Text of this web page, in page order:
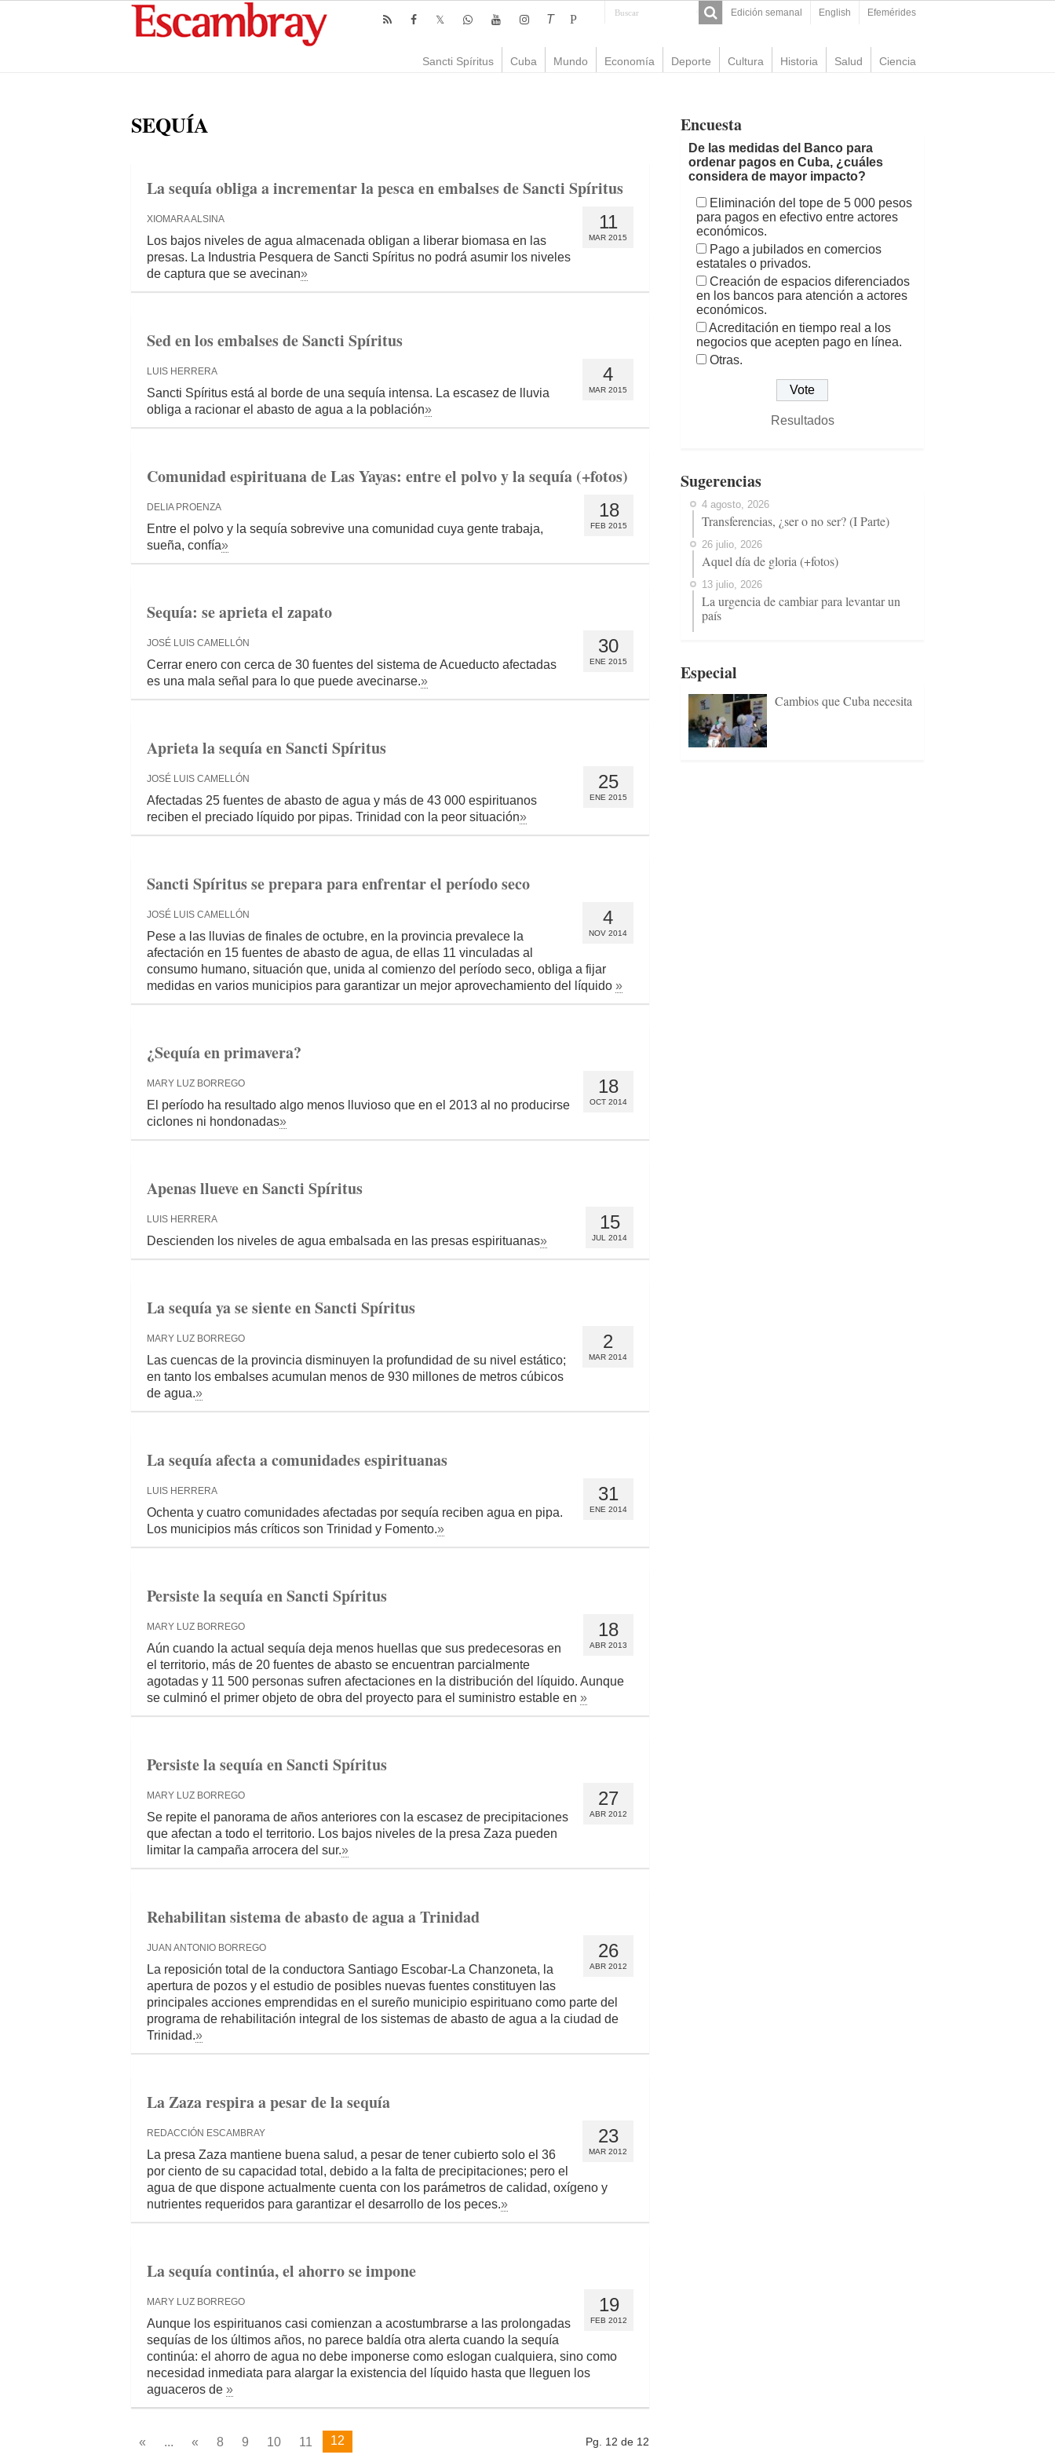
Edición semanal English Efemérides
T P
Sancti Spíritus Cuba Mundo Economía Deporte Cultura Historia Salud Ciencia
SEQUÍA
La sequía obliga a incrementar la pesca en embalses de Sancti Spíritus
11
MAR 2015
XIOMARA ALSINA
Los bajos niveles de agua almacenada obligan a liberar biomasa en las
presas. La Industria Pesquera de Sancti Spíritus no podrá asumir los niveles
de captura que se avecinan»
Sed en los embalses de Sancti Spíritus
4
MAR 2015
LUIS HERRERA
Sancti Spíritus está al borde de una sequía intensa. La escasez de lluvia
obliga a racionar el abasto de agua a la población»
Comunidad espirituana de Las Yayas: entre el polvo y la sequía (+fotos)
18
FEB 2015
DELIA PROENZA
Entre el polvo y la sequía sobrevive una comunidad cuya gente trabaja,
sueña, confía»
Sequía: se aprieta el zapato
30
ENE 2015
JOSÉ LUIS CAMELLÓN
Cerrar enero con cerca de 30 fuentes del sistema de Acueducto afectadas
es una mala señal para lo que puede avecinarse.»
Aprieta la sequía en Sancti Spíritus
25
ENE 2015
JOSÉ LUIS CAMELLÓN
Afectadas 25 fuentes de abasto de agua y más de 43 000 espirituanos
reciben el preciado líquido por pipas. Trinidad con la peor situación»
Sancti Spíritus se prepara para enfrentar el período seco
4
NOV 2014
JOSÉ LUIS CAMELLÓN
Pese a las lluvias de finales de octubre, en la provincia prevalece la
afectación en 15 fuentes de abasto de agua, de ellas 11 vinculadas al
consumo humano, situación que, unida al comienzo del período seco, obliga a fijar
medidas en varios municipios para garantizar un mejor aprovechamiento del líquido »
¿Sequía en primavera?
18
OCT 2014
MARY LUZ BORREGO
El período ha resultado algo menos lluvioso que en el 2013 al no producirse
ciclones ni hondonadas»
Apenas llueve en Sancti Spíritus
15
JUL 2014
LUIS HERRERA
Descienden los niveles de agua embalsada en las presas espirituanas»
La sequía ya se siente en Sancti Spíritus
2
MAR 2014
MARY LUZ BORREGO
Las cuencas de la provincia disminuyen la profundidad de su nivel estático;
en tanto los embalses acumulan menos de 930 millones de metros cúbicos
de agua.»
La sequía afecta a comunidades espirituanas
31
ENE 2014
LUIS HERRERA
Ochenta y cuatro comunidades afectadas por sequía reciben agua en pipa.
Los municipios más críticos son Trinidad y Fomento.»
Persiste la sequía en Sancti Spíritus
18
ABR 2013
MARY LUZ BORREGO
Aún cuando la actual sequía deja menos huellas que sus predecesoras en
el territorio, más de 20 fuentes de abasto se encuentran parcialmente
agotadas y 11 500 personas sufren afectaciones en la distribución del líquido. Aunque
se culminó el primer objeto de obra del proyecto para el suministro estable en »
Persiste la sequía en Sancti Spíritus
27
ABR 2012
MARY LUZ BORREGO
Se repite el panorama de años anteriores con la escasez de precipitaciones
que afectan a todo el territorio. Los bajos niveles de la presa Zaza pueden
limitar la campaña arrocera del sur.»
Rehabilitan sistema de abasto de agua a Trinidad
26
ABR 2012
JUAN ANTONIO BORREGO
La reposición total de la conductora Santiago Escobar-La Chanzoneta, la
apertura de pozos y el estudio de posibles nuevas fuentes constituyen las
principales acciones emprendidas en el sureño municipio espirituano como parte del
programa de rehabilitación integral de los sistemas de abasto de agua a la ciudad de
Trinidad.»
La Zaza respira a pesar de la sequía
23
MAR 2012
REDACCIÓN ESCAMBRAY
La presa Zaza mantiene buena salud, a pesar de tener cubierto solo el 36
por ciento de su capacidad total, debido a la falta de precipitaciones; pero el
agua de que dispone actualmente cuenta con los parámetros de calidad, oxígeno y
nutrientes requeridos para garantizar el desarrollo de los peces.»
La sequía continúa, el ahorro se impone
19
FEB 2012
MARY LUZ BORREGO
Aunque los espirituanos casi comienzan a acostumbrarse a las prolongadas
sequías de los últimos años, no parece baldía otra alerta cuando la sequía
continúa: el ahorro de agua no debe imponerse como eslogan cualquiera, sino como
necesidad inmediata para alargar la existencia del líquido hasta que lleguen los
aguaceros de »
Pg. 12 de 12
« ... « 8 9 10 11 12
Encuesta
De las medidas del Banco para
ordenar pagos en Cuba, ¿cuáles
considera de mayor impacto?
Eliminación del tope de 5 000 pesos
para pagos en efectivo entre actores
económicos.
Pago a jubilados en comercios
estatales o privados.
Creación de espacios diferenciados
en los bancos para atención a actores
económicos.
Acreditación en tiempo real a los
negocios que acepten pago en línea.
Otras.
Resultados
Sugerencias
4 agosto, 2026
Transferencias, ¿ser o no ser? (I Parte)
26 julio, 2026
Aquel día de gloria (+fotos)
13 julio, 2026
La urgencia de cambiar para levantar un
país
Especial
Cambios que Cuba necesita